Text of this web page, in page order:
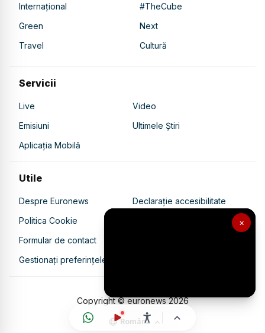
×
Internațional
#TheCube
Green
Next
Travel
Cultură
Servicii
Live
Video
Emisiuni
Ultimele Știri
Aplicația Mobilă
Utile
Despre Euronews
Declarație accesibilitate
Politica Cookie
Politica de confidențialitate
Formular de contact
Gestionați preferințele
Copyright © euronews2026
Română